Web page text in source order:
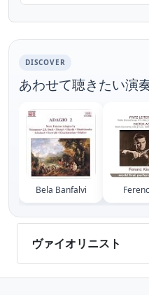
DISCOVER
あわせて聴きたい演
Bela Banfalvi
ヴァイオリニスト